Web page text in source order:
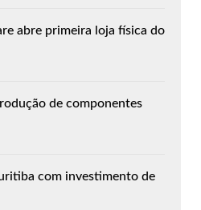
abre primeira loja física do
de componentes
com investimento de